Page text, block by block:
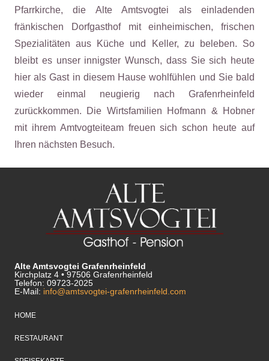
Pfarrkirche, die Alte Amtsvogtei als einladenden
fränkischen Dorfgasthof mit einheimischen, frischen
Spezialitäten aus Küche und Keller, zu beleben. So
bleibt es unser innigster Wunsch, dass Sie sich heute
hier als Gast in diesem Hause wohlfühlen und Sie bald
wieder einmal neugierig nach Grafenrheinfeld
zurückkommen. Die Wirtsfamilien Hofmann & Hobner
mit ihrem Amtvogteiteam freuen sich schon heute auf
Ihren nächsten Besuch.
Alte Amtsvogtei Grafenrheinfeld
Kirchplatz 4 • 97506 Grafenrheinfeld
Telefon: 09723-2025
E-Mail: info@amtsvogtei-grafenrheinfeld.com
HOME
RESTAURANT